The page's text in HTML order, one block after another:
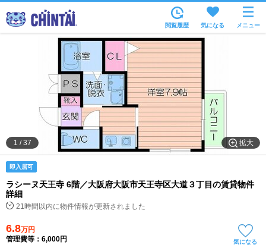
沿線・駅から
住所から
家賃相場から
通勤通学時間から
物件特集から
不動産会社から
閲覧履歴 気になる メニュー
拡大
1 /37
即入居可
ラシーヌ天王寺 6階／大阪府大阪市天王寺区大道３丁目の賃貸物件
詳細
21時間以内に物件情報が更新されました
6.8万円
管理費等：6,000円
気になる